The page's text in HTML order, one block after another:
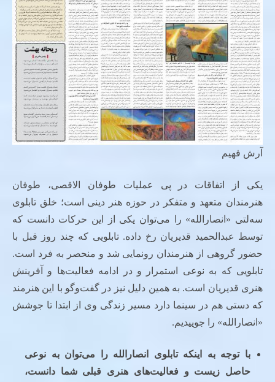
آرش فهیم
یکی از اتفاقات در پی عملیات طوفان الاقصی، طوفان
هنرمندان متعهد و متفکر در حوزه هنر دینی است؛ خلق تابلوی
سه‌لتی «انصارالله» را می‌توان یکی از این حرکات دانست که
توسط عبدالحمید قدیریان رخ داده. تابلویی که چند روز قبل با
حضور گروهی از هنرمندان رونمایی شد و منحصر به فرد است.
تابلویی که به نوعی استمرار و در ادامه فعالیت‌ها و آفرینش
هنری قدیریان است. به همین دلیل نیز در گفت‌وگو با این هنرمند
که دستی هم در سینما دارد مسیر زندگی وی از ابتدا تا جوشش
«انصارالله» را جوییدیم.
با توجه به اینکه تابلوی انصارالله را می‌توان به نوعی
حاصل زیست و فعالیت‌های هنری قبلی شما دانست،